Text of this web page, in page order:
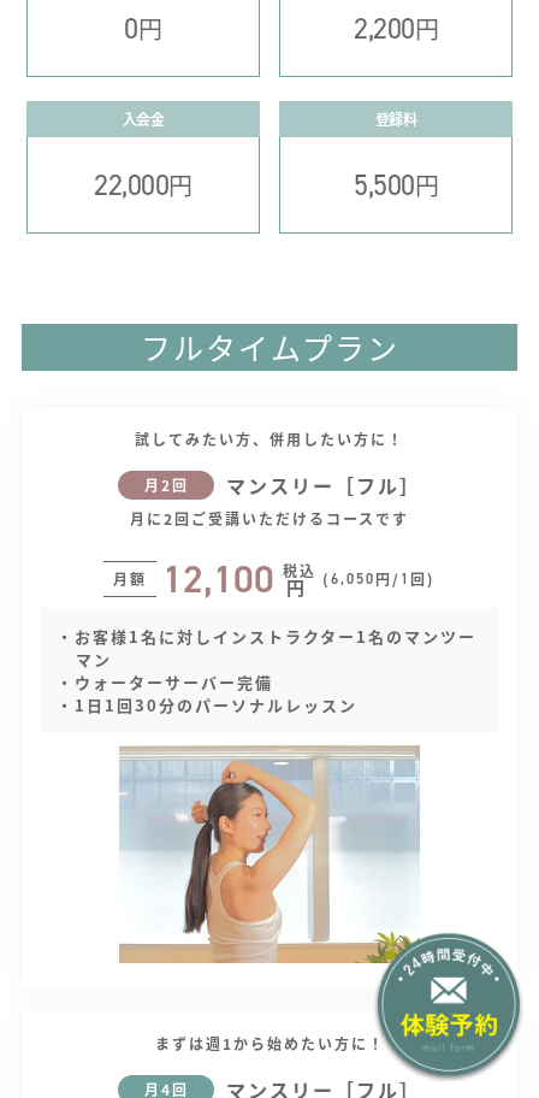
0円 2,200円
入会金
22,000円
登録料
5,500円
フルタイムプラン
試してみたい方、併用したい方に！
月2回 マンスリー［フル］
月に2回ご受講いただけるコースです
月額 12,100 税込
円 (6,050円/1 回)
・お客様1名に対しインストラクター1名のマンツー
マン
・ウォーターサーバー完備
・1日1回30分のパーソナルレッスン
まずは週1から始めたい方に！
月4回 マンスリー［フル］